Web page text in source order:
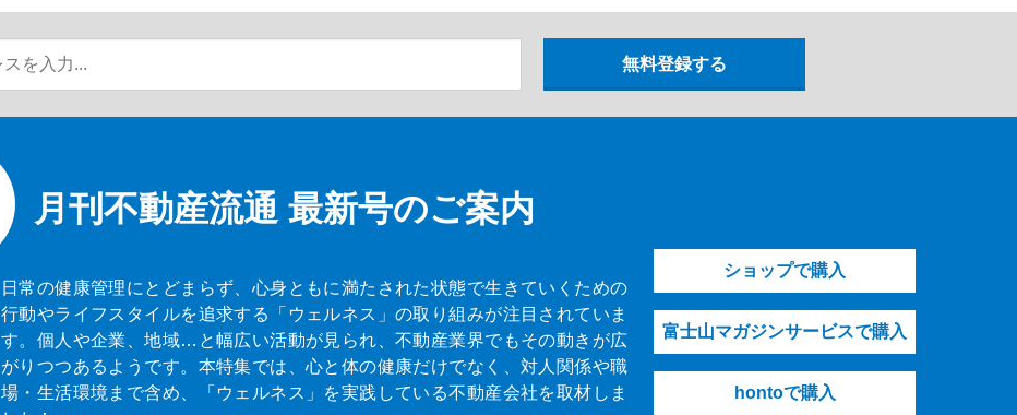
月刊不動産流通 最新号のご案内
日常の健康管理にとどまらず、心身ともに満たされた状態で生きていくための
行動やライフスタイルを追求する「ウェルネス」の取り組みが注目されていま
す。個人や企業、地域…と幅広い活動が見られ、不動産業界でもその動きが広
がりつつあるようです。本特集では、心と体の健康だけでなく、対人関係や職
場・生活環境まで含め、「ウェルネス」を実践している不動産会社を取材しま
ショップで購入
富士山マガジンサービスで購入
hontoで購入